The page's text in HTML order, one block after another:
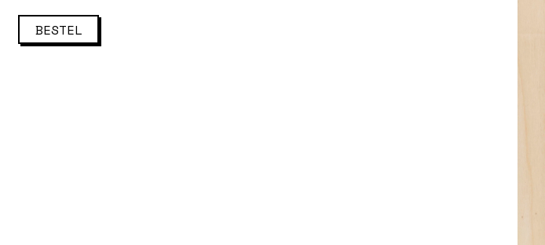
BESTEL